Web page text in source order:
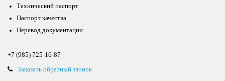
Технический паспорт
Паспорт качества
Перевод документации
+7 (985) 725-16-87
Заказать обратный звонок